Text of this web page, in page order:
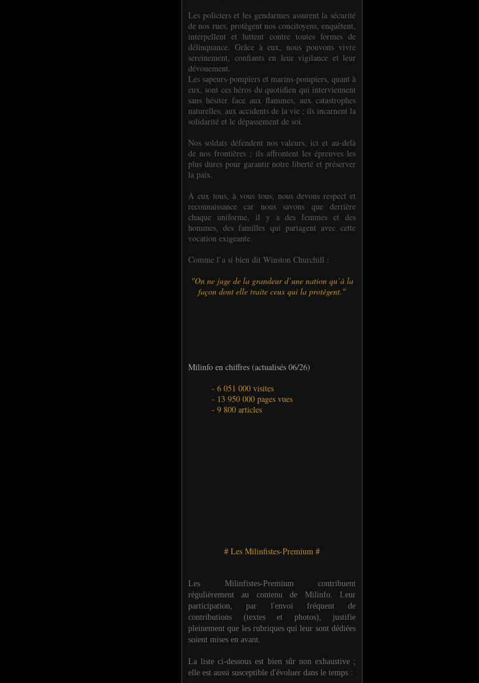
Les policiers et les gendarmes assurent la sécurité
de nos rues, protègent nos concitoyens, enquêtent,
interpellent et luttent contre toutes formes de
délinquance. Grâce à eux, nous pouvons vivre
sereinement, confiants en leur vigilance et leur
dévouement.
Les sapeurs-pompiers et marins-pompiers, quant à
eux, sont ces héros du quotidien qui interviennent
sans hésiter face aux flammes, aux catastrophes
naturelles, aux accidents de la vie ; ils incarnent la
solidarité et le dépassement de soi.
Nos soldats défendent nos valeurs, ici et au-delà
de nos frontières ; ils affrontent les épreuves les
plus dures pour garantir notre liberté et préserver
la paix.
À eux tous, à vous tous, nous devons respect et
reconnaissance car nous savons que derrière
chaque uniforme, il y a des femmes et des
hommes, des familles qui partagent avec cette
vocation exigeante.
Comme l’a si bien dit Winston Churchill :
"On ne juge de la grandeur d’une nation qu’à la
façon dont elle traite ceux qui la protègent."
Milinfo en chiffres (actualisés 06/26)
- 6 051 000 visites
- 13 950 000 pages vues
- 9 800 articles
# Les Milinfistes-Premium #
Les Milinfistes-Premium contribuent
régulièrement au contenu de Milinfo. Leur
participation, par l'envoi fréquent de
contributions (textes et photos), justifie
pleinement que les rubriques qui leur sont dédiées
soient mises en avant.
La liste ci-dessous est bien sûr non exhaustive ;
elle est aussi susceptible d'évoluer dans le temps :